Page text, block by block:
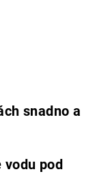
snadno a
vodu pod